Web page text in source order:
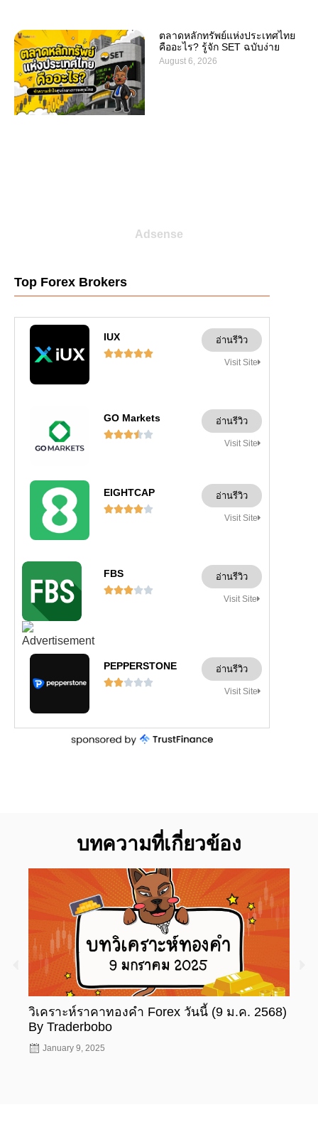
ตลาดหลักทรัพย์แห่งประเทศไทย
คืออะไร? รู้จัก SET ฉบับง่าย
August 6, 2026
Adsense
Top Forex Brokers
IUX

อ่านรีวิว
Visit Site
GO Markets

อ่านรีวิว
Visit Site
EIGHTCAP

อ่านรีวิว
Visit Site
FBS

อ่านรีวิว
Visit Site
PEPPERSTONE

อ่านรีวิว
Visit Site
บทความที่เกี่ยวข้อง
วิเคราะห์ราคาทองคำ Forex วันนี้ (9 ม.ค. 2568)
By Traderbobo
January 9, 2025